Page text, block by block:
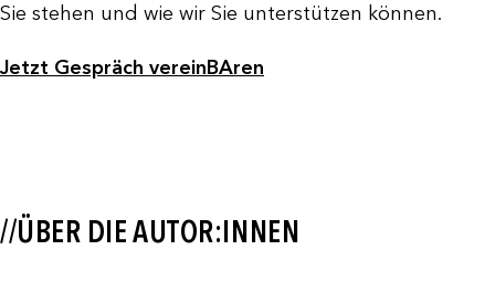
Sie stehen und wie wir Sie unterstützen können.
Jetzt Gespräch vereinBAren
//ÜBER DIE AUTOR:INNEN